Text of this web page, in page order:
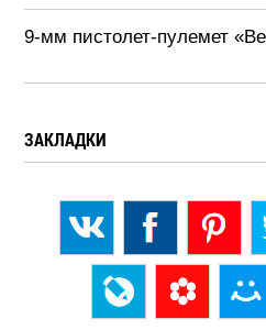
9-мм пистолет-пулемет
ЗАКЛАДКИ